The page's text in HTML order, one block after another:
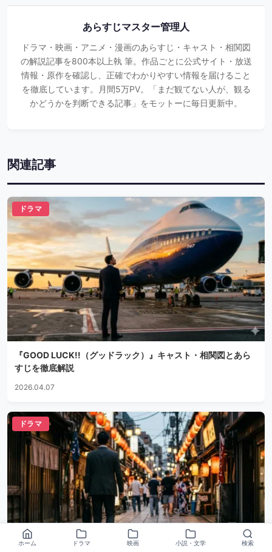
あらすじマスター管理人
ドラマ・映画・アニメ・漫画のあらすじ・キャスト・相関図
の解説記事を800本以上執 筆。作品ごとに公式サイト・放送
情報・原作を確認し、正確でわかりやすい情報を届けること
を徹底しています。月間5万PV。「まだ観てない人が、観る
かどうかを判断できる記事」をモットーに毎日更新中。
関連記事
ドラマ
『GOOD LUCK!!（グッドラック）』キャスト・相関図とあら
すじを徹底解説
2026.04.07
ドラマ
ホーム ドラマ 映画 小説・文学 検索